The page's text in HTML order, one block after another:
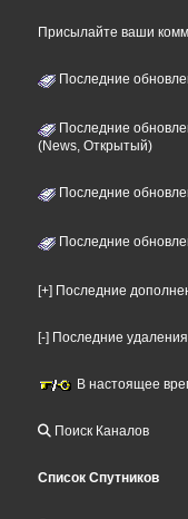
Присылайте ваши
Последние
Последние
(News, Открытый)
Последние
Последние
[+] Последние
[-] Последние удаления
В настоящее
Поиск Каналов
Список Спутников